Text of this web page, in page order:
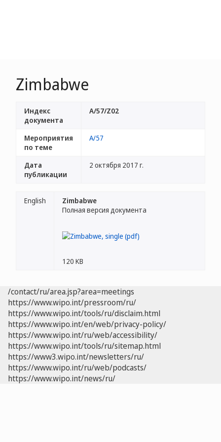
Zimbabwe
Индекс
документа
A/57/Z02
Мероприятия
по теме
A/57
Дата
публикации
2 октября 2017 г.
English
Zimbabwe
Полная версия документа
120 KB
/contact/ru/area.jsp?area=meetings
https://www.wipo.int/pressroom/ru/
https://www.wipo.int/tools/ru/disclaim.html
https://www.wipo.int/en/web/privacy-policy/
https://www.wipo.int/ru/web/accessibility/
https://www.wipo.int/tools/ru/sitemap.html
https://www3.wipo.int/newsletters/ru/
https://www.wipo.int/ru/web/podcasts/
https://www.wipo.int/news/ru/